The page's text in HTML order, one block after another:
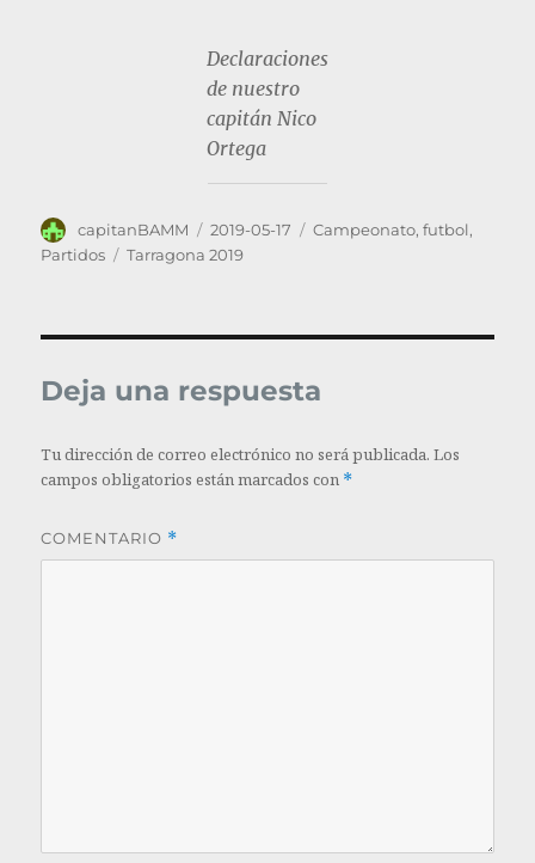
Declaraciones
de nuestro
capitán Nico
Ortega
Autor
capitanBAMM
Publicado
el
2019-05-17 Categorías
Campeonato,futbol,
Partidos
Etiquetas
Tarragona 2019
Deja una respuesta
Tu dirección de correo electrónico no será publicada. Los
campos obligatorios están marcados con *
COMENTARIO *